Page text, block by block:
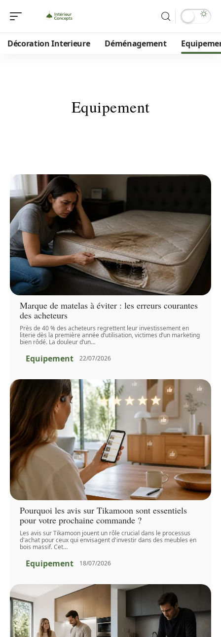
Décoration Interieure Déménagement
Equipement
Marque de matelas à éviter : les erreurs courantes
des acheteurs
Près de 40 % des acheteurs regrettent leur investissement en
literie dès la première année d’utilisation, victimes d’un marketing
bien rôdé. La douleur d’un…
Equipement 22/07/2026
Pourquoi les avis sur Tikamoon sont essentiels
pour votre prochaine commande ?
Les avis sur Tikamoon jouent un rôle crucial dans le processus
d'achat pour ceux qui envisagent d'investir dans des meubles en
bois massif. Cet…
Equipement 18/07/2026